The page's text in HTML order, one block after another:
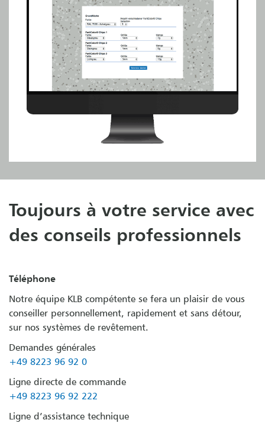
Toujours à votre service avec
des conseils professionnels
Téléphone
Notre équipe KLB compétente se fera un plaisir de vous
conseiller personnellement, rapidement et sans détour,
sur nos systèmes de revêtement.
Demandes générales
+49 8223 96 92 0
Ligne directe de commande
+49 8223 96 92 222
Ligne d’assistance technique